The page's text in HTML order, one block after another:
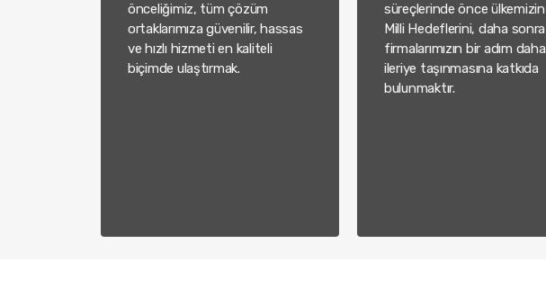
önceliğimiz, tüm çözüm
ortaklarımıza güvenilir, hassas
ve hızlı hizmeti en kaliteli
biçimde ulaştırmak.
süreçlerinde önce ülkemizin
Milli Hedeflerini, daha sonra
firmalarımızın bir adım daha
ileriye taşınmasına katkıda
bulunmaktır.